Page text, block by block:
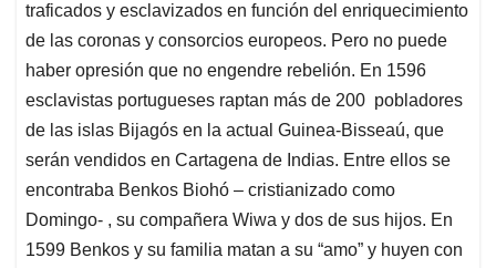
traficados y esclavizados en función del enriquecimiento
de las coronas y consorcios europeos. Pero no puede
haber opresión que no engendre rebelión. En 1596
esclavistas portugueses raptan más de 200 pobladores
de las islas Bijagós en la actual Guinea-Bisseaú, que
serán vendidos en Cartagena de Indias. Entre ellos se
encontraba Benkos Biohó – cristianizado como
Domingo- , su compañera Wiwa y dos de sus hijos. En
1599 Benkos y su familia matan a su “amo” y huyen con